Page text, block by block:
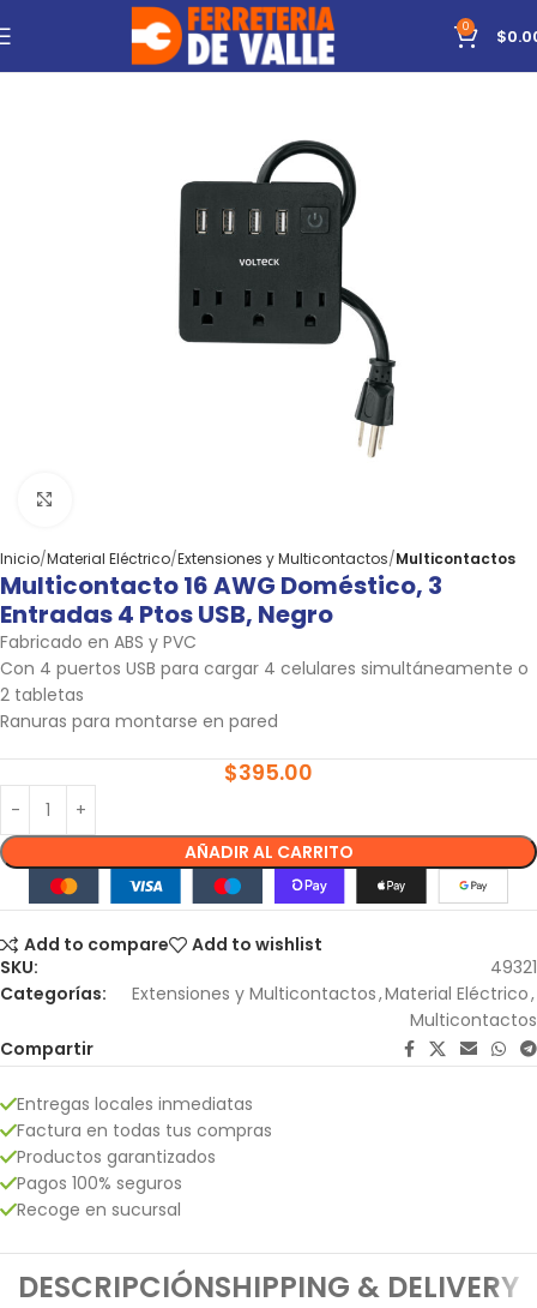
0 $
Inicio Material Eléctrico Extensiones y Multicontactos Multicontactos
Multicontacto 16 AWG Doméstico, 3
Entradas 4 Ptos USB, Negro
Fabricado en ABS y PVC
Con 4 puertos USB para cargar 4 celulares simultáneamente o
2 tabletas
Ranuras para montarse en pared
$395.00
AÑADIR AL CARRITO
Add to compare
Add to wishlist
SKU:
49321
Categorías:
Extensiones y Multicontactos,Material Eléctrico,
Multicontactos
Compartir
Entregas locales inmediatas
Factura en todas tus compras
Productos garantizados
Pagos 100% seguros
Recoge en sucursal
DESCRIPCIÓNSHIPPING & DELIVERY